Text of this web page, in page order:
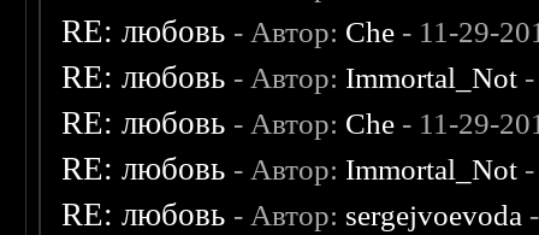
RE: любовь - Автор: Che - 11-29-
RE: любовь - Автор: Immortal_Not
RE: любовь - Автор: Che - 11-29-
RE: любовь - Автор: Immortal_Not
RE: любовь - Автор: sergejvoevoda